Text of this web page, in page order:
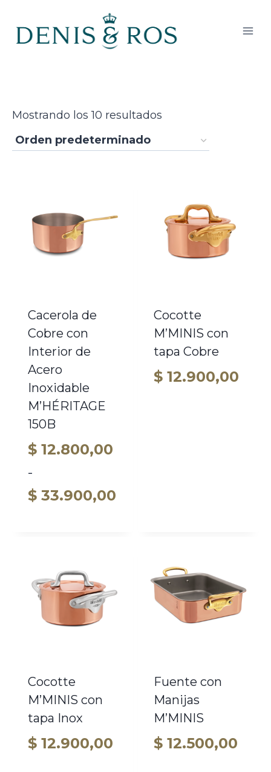
contenido
Mostrando los 10 resultados
Cacerola de
Cobre con
Interior de
Acero
Inoxidable
M’HÉRITAGE
150B
$ 12.800,00
-
$ 33.900,00
$ 12.800,00
Cocotte
M’MINIS con
tapa Cobre
$ 12.900,00
Cocotte
M’MINIS con
tapa Inox
$ 12.900,00
Fuente con
Manijas
M’MINIS
$ 12.500,00